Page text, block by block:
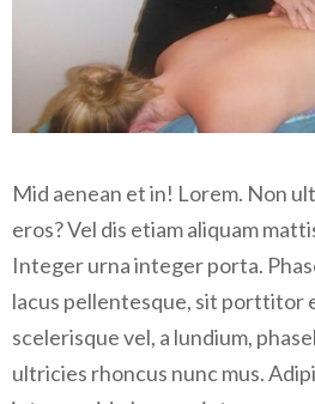
Mid aenean et in! Lorem. Non
eros? Vel dis etiam aliquam
Integer urna integer porta.
lacus pellentesque, sit porttitor
scelerisque vel, a lundium,
ultricies rhoncus nunc mus.